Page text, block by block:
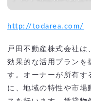
http://todarea.com/
戸田不動産株式会社は
効果的な活用プランを
す。オーナーが所有す
に、地域の特性や市場